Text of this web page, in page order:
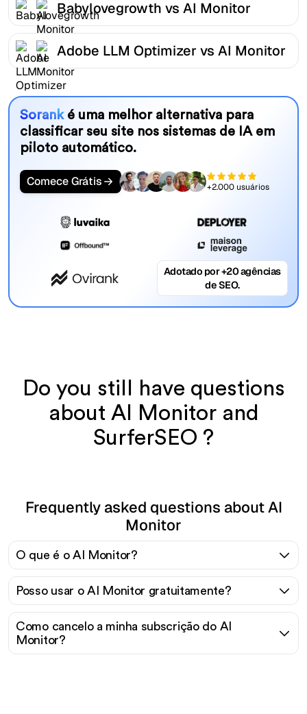
Babylovegrowth vs AI Monitor
Adobe LLM Optimizer vs AI Monitor
Sorank é uma melhor alternativa para
classificar seu site nos sistemas de IA em
piloto automático.
Comece Grátis +2.000 usuários
Adotado por +20 agências
de SEO.
Do you still have questions
about AI Monitor and
SurferSEO ?
Frequently asked questions about AI
Monitor
O que é o AI Monitor?
Posso usar o AI Monitor gratuitamente?
Como cancelo a minha subscrição do AI
Monitor?